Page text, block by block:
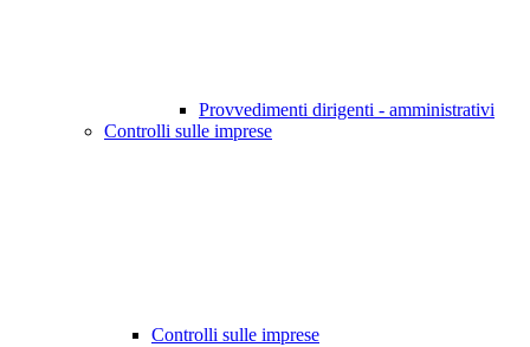
Provvedimenti dirigenti - amministrativi
Controlli sulle imprese
Controlli sulle imprese